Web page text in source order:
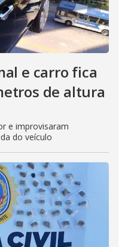
e carro fica
de altura
e improvisaram
do veículo